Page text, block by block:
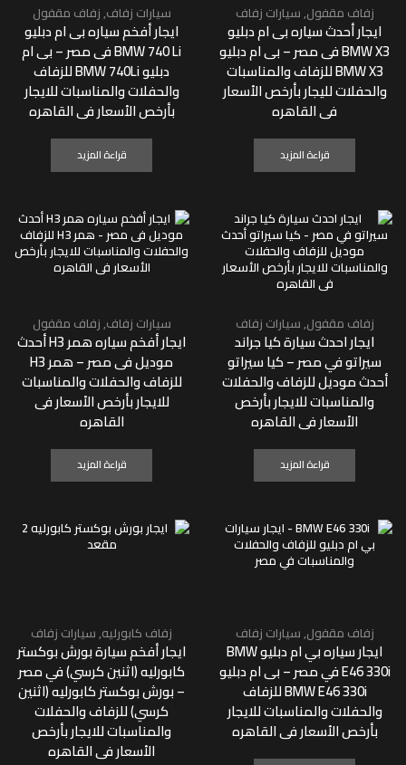
زفاف مقفول,سيارات زفاف
ايجار أحدث سياره بى ام دبليو
BMW X3 فى مصر – بى ام دبليو
BMW X3 للزفاف والمناسبات
والحفلات لليجار بأرخص الأسعار
فى القاهره
قراءة المزيد
سيارات زفاف,زفاف مقفول
ايجار أفخم سياره بى ام دبليو
BMW 740 Li فى مصر – بى ام
دبليو BMW 740Li للزفاف
والحفلات والمناسبات للايجار
بأرخص الأسعار فى القاهره
قراءة المزيد
زفاف مقفول,سيارات زفاف
ايجار احدث سيارة كيا جراند
سيراتو في مصر – كيا سيراتو
أحدث موديل للزفاف والحفلات
والمناسبات للايجار بأرخص
الأسعار فى القاهره
قراءة المزيد
سيارات زفاف,زفاف مقفول
ايجار أفخم سياره همر H3 أحدث
موديل فى مصر – همر H3
للزفاف والحفلات والمناسبات
للايجار بأرخص الأسعار فى
القاهره
قراءة المزيد
زفاف مقفول,سيارات زفاف
ايجار سياره بي ام دبليو BMW
E46 330i في مصر – بى ام دبليو
BMW E46 330i للزفاف
والحفلات والمناسبات للايجار
بأرخص الأسعار فى القاهره
زفاف كابورليه,سيارات زفاف
ايجار أفخم سيارة بورش بوكستر
كابورليه (اثنين كرسي) في مصر
– بورش بوكستر كابورليه (اثنين
كرسي) للزفاف والحفلات
والمناسبات للايجار بأرخص
الأسعار فى القاهره